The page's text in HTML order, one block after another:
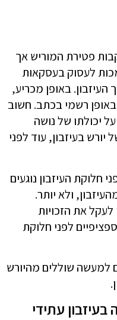
פטירת המוריש אך
לעסוק בעסקאות
באופן מכריע,
רשמי בכתב. חשוב
יכולתו של נושה
בעיזבון, עוד לפני
חלוקת העיזבון נוגעים
ולא יותר.
לעקל את הזכויות
לפני חלוקת
למעשה שוללים מהיורש
עתידי